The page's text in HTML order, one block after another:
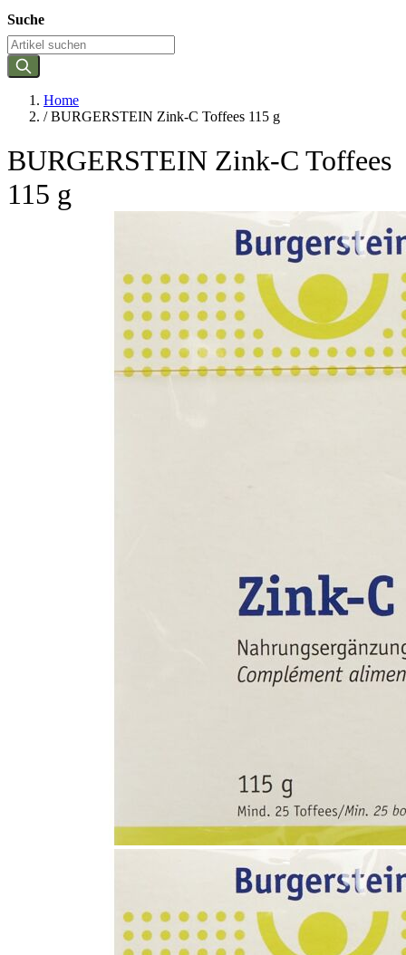
Suche
Home
/ BURGERSTEIN Zink-C Toffees 115 g
BURGERSTEIN Zink-C Toffees
115 g